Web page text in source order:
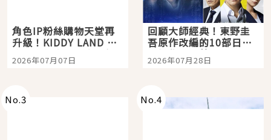
角色IP粉絲購物天堂再
升級！KIDDY LAND 原
宿店吉伊卡哇迎客，新
開幕 OMOKADO 店3分
2026年07月07日
回顧大師經典！東野圭
吾原作改編的10部日本
影視作品推薦
2026年07月28日
No.3 No.4